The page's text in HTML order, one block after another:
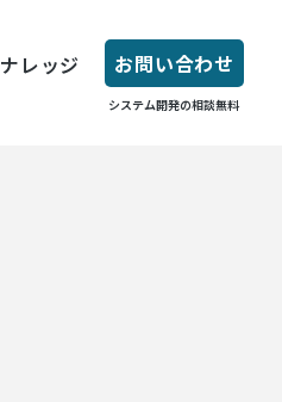
ナレッジ お問い合わせ
システム開発の相談無料